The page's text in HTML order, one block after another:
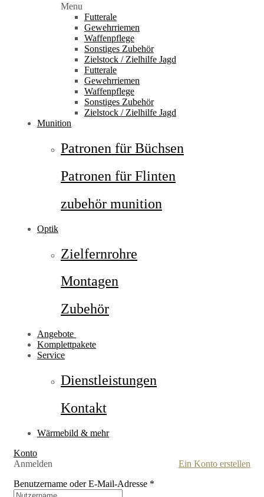
Menu
Futterale
Gewehrriemen
Waffenpflege
Sonstiges Zubehör
Zielstock / Zielhilfe Jagd
Futterale
Gewehrriemen
Waffenpflege
Sonstiges Zubehör
Zielstock / Zielhilfe Jagd
Munition
Patronen für Büchsen
Patronen für Flinten
zubehör munition
Optik
Zielfernrohre
Montagen
Zubehör
Angebote
Komplettpakete
Service
Dienstleistungen
Kontakt
Wärmebild & mehr
Konto
Anmelden
Ein Konto erstellen
Benutzername oder E-Mail-Adresse *